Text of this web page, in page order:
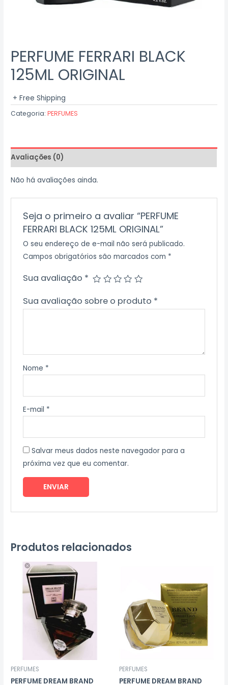
PERFUME FERRARI BLACK
125ML ORIGINAL
+ Free Shipping
Categoria:PERFUMES
Avaliações (0)
Não há avaliações ainda.
Seja o primeiro a avaliar “PERFUME
FERRARI BLACK 125ML ORIGINAL”
O seu endereço de e-mail não será publicado.
Campos obrigatórios são marcados com *
Sua avaliação *
Sua avaliação sobre o produto *
Nome *
E-mail *
Salvar meus dados neste navegador para a
próxima vez que eu comentar.
Produtos relacionados
PERFUMES
PERFUME DREAM BRAND
PERFUMES
PERFUME DREAM BRAND